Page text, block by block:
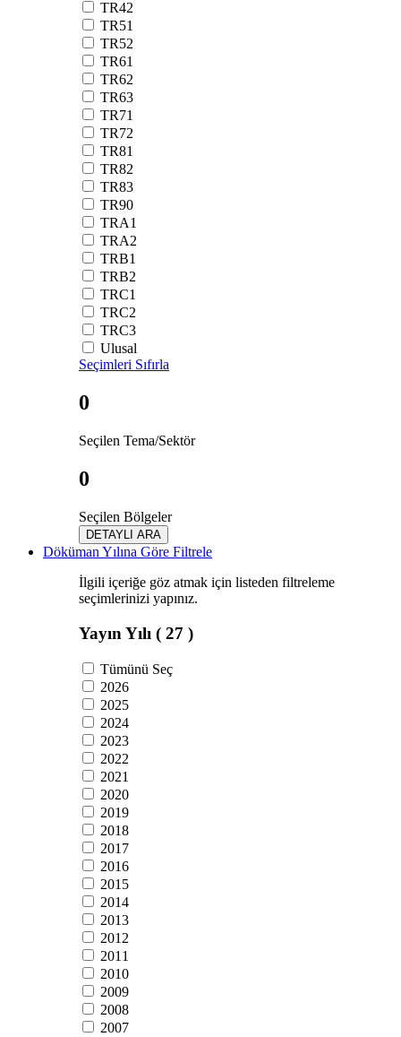
TR42
TR51
TR52
TR61
TR62
TR63
TR71
TR72
TR81
TR82
TR83
TR90
TRA1
TRA2
TRB1
TRB2
TRC1
TRC2
TRC3
Ulusal
Seçimleri Sıfırla
0
Seçilen Tema/Sektör
0
Seçilen Bölgeler
DETAYLI ARA
Döküman Yılına Göre Filtrele
İlgili içeriğe göz atmak için listeden filtreleme
seçimlerinizi yapınız.
Yayın Yılı ( 27 )
Tümünü Seç
2026
2025
2024
2023
2022
2021
2020
2019
2018
2017
2016
2015
2014
2013
2012
2011
2010
2009
2008
2007